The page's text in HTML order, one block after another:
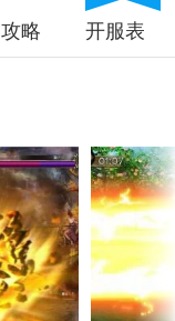
攻略 开服表